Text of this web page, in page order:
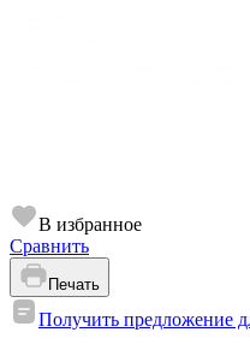
В избранное
Сравнить
Печать
Получить предложение